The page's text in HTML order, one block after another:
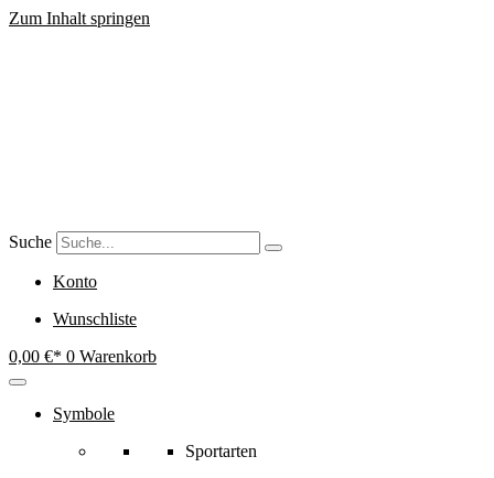
Zum Inhalt springen
Suche
Konto
Wunschliste
0,00 € 0 Warenkorb
Symbole
Sportarten